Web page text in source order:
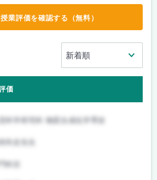
授業評価を確認する（無料）
価
芸科学研究科 物質合成化学専攻